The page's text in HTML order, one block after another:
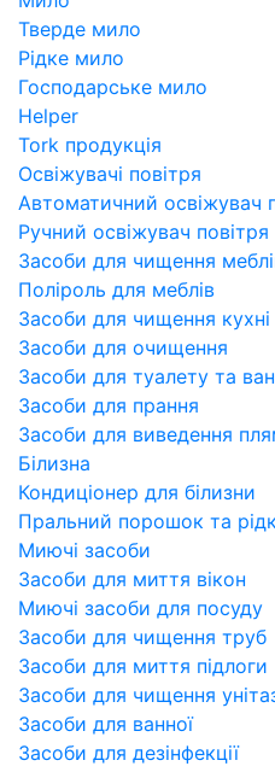
Тверде мило
Рідке мило
Господарське мило
Helper
Tork продукція
Освіжувачі повітря
Автоматичний освіжувач
Ручний освіжувач повітря
Засоби для чищення
Поліроль для меблів
Засоби для чищення кухні
Засоби для очищення
Засоби для туалету та
Засоби для прання
Засоби для виведення
Білизна
Кондиціонер для білизни
Пральний порошок та
Миючі засоби
Засоби для миття вікон
Миючі засоби для посуду
Засоби для чищення труб
Засоби для миття підлоги
Засоби для чищення
Засоби для ванної
Засоби для дезінфекції